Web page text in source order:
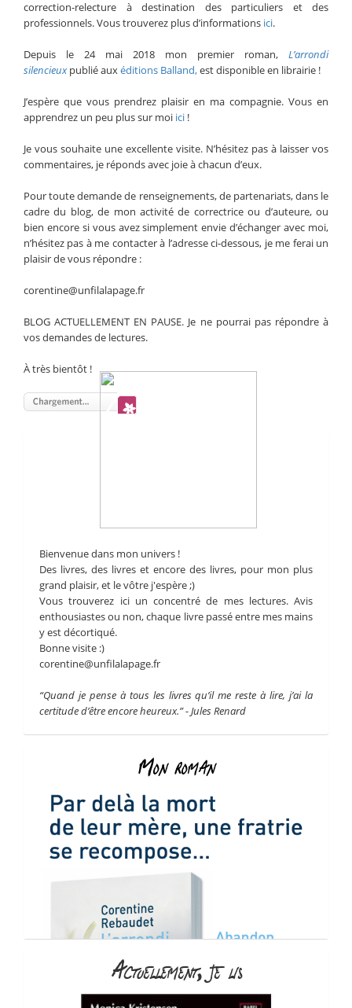
correction-relecture à destination des particuliers et des
professionnels. Vous trouverez plus d’informations ici.
Depuis le 24 mai 2018 mon premier roman, L’arrondi
silencieuxpublié auxéditions Balland,est disponible en librairie !
J’espère que vous prendrez plaisir en ma compagnie. Vous en
apprendrez un peu plus sur moi ici !
Je vous souhaite une excellente visite. N’hésitez pas à laisser vos
commentaires, je réponds avec joie à chacun d’eux.
Pour toute demande de renseignements, de partenariats, dans le
cadre du blog, de mon activité de correctrice ou d’auteure, ou
bien encore si vous avez simplement envie d’échanger avec moi,
n’hésitez pas à me contacter à l’adresse ci-dessous, je me ferai un
plaisir de vous répondre :
corentine@unfilalapage.fr
BLOG ACTUELLEMENT EN PAUSE. Je ne pourrai pas répondre à
vos demandes de lectures.
À très bientôt !
Bienvenue dans mon univers !
Des livres, des livres et encore des livres, pour mon plus
grand plaisir, et le vôtre j'espère ;)
Vous trouverez ici un concentré de mes lectures. Avis
enthousiastes ou non, chaque livre passé entre mes mains
y est décortiqué.
Bonne visite :)
corentine@unfilalapage.fr
“Quand je pense à tous les livres qu’il me reste à lire, j’ai la
certitude d’être encore heureux.” - Jules Renard
Mon roman
Actuellement, je lis